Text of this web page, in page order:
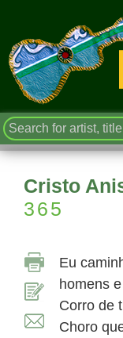
Cristo
365
Eu
homens
Corro de
Choro